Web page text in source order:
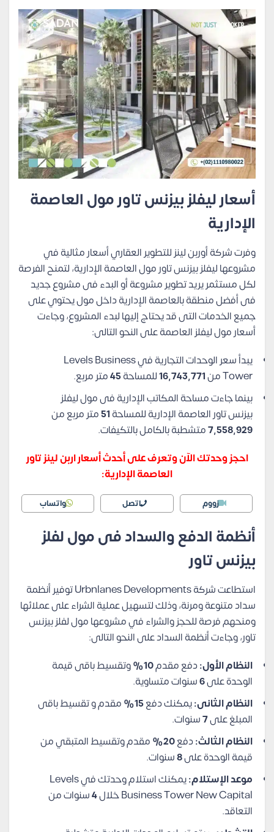
أسعار ليفلز بيزنس تاور مول العاصمة
الإدارية
وفرت شركة أوربن لينز للتطوير العقاري أسعار مثالية في
مشروعها ليفلز بيزنس تاور مول العاصمة الإدارية، لتمنح الفرصة
لكل مستثمر يريد تطوير مشروعة أو البدء فى مشروع جديد
فى أفضل منطقة بالعاصمة الإدارية داخل مول يحتوي على
جميع الخدمات التى قد يحتاج إليها لبدء المشروع، وجاءت
أسعار مول ليفلز العاصمة على النحو التالى:
يبدأ سعر الوحدات التجارية في Levels Business
Tower من
16,743,771للمساحة45متر مربع.
بينما جاءت مساحة المكاتب الإدارية فى مول ليفلز
بيزنس تاور العاصمة الإدارية للمساحة51متر مربع من
7,558,929متشطبة بالكامل بالتكيفات.
احجز وحدتك الآن وتعرف على أحدث أسعار اربن لينز تاور
العاصمة الإدارية:
زووم اتصل واتساب
أنظمة الدفع والسداد فى مول لفلز
بيزنس تاور
استطاعت شركة Urbnlanes Developments
توفير أنظمة
سداد متنوعة ومرنة، وذلك لتسهيل عملية الشراء على عملائها
ومنحهم فرصة للحجز والشراء في مشروعها مول لفلز بيزنس
تاور، وجاءت أنظمة السداد على النحو التالى:
النظام الأول:دفع مقدم10%
وتقسيط باقى قيمة
الوحدة على
سنوات متساوية.
النظام الثانى:يمكنك دفع15%
مقدم و تقسيط باقى
المبلغ على7سنوات.
النظام الثالث:دفع20%
مقدم وتقسيط المتبقي من
قيمة الوحدة على
سنوات.
موعد الإستلام:
يمكنك استلام وحدتك في Levels
Business Tower New Capital خلال
4سنوات من
التعاقد.